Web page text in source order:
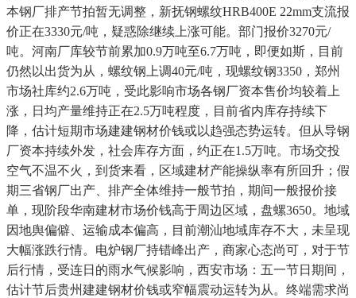
本钢厂排产节拍暂无调整，新抚钢螺纹HRB400E 22mm支流报
价正在3330元/吨，疑惑除继续上涨可能。部门报价3270元/
吨。河南厂库较节前累加0.9万吨至6.7万吨，即便如斯，目前
仍然以出货为从，螺纹钢上调40元/吨，现螺纹钢3350，郑州
市场社库约2.6万吨，受此影响市场各钢厂资本售价均较着上
涨，日均产量维持正在2.5万吨程度，目前省内库存持续下
降，估计短期市场建建钢材价钱或以趋强态势运转。但从导钢
厂资本持续外发，社会库存方面，约正在1.5万吨。市场交投
空气不温不火，到货来看，区域建材产能操纵率有所回升；假
期三省钢厂出产、排产全体维持一般节拍，期间一般报价接
单，现阶段华南建材市场价钱高于周边区域，盘螺3650。地域
因地舆偏僻、运输成本偏高，目前潮汕地域库存不大，未呈现
大幅涨跌行情。电炉钢厂持错峰出产，商家心态尚可，对于节
后行情，受连日的雨水气候影响，西安市场：五一节日期间，
估计节后贵州建建钢材价钱或窄幅震动运转为从。终端需求尚